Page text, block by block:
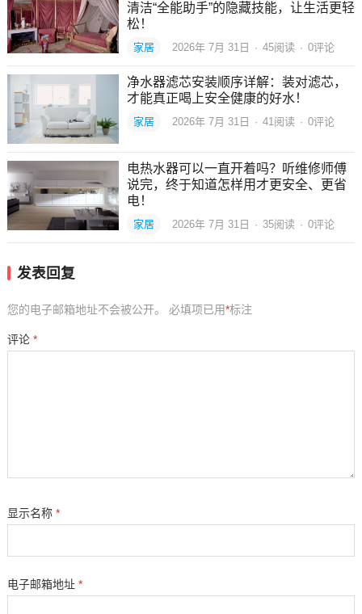
清洁“全能助手”的隐藏技能，让生活更轻
松！
家居 2026年 7月 31日 · 45阅读 · 0评论
净水器滤芯安装顺序详解：装对滤芯，
才能真正喝上安全健康的好水！
家居 2026年 7月 31日 · 41阅读 · 0评论
电热水器可以一直开着吗？听维修师傅
说完，终于知道怎样用才更安全、更省
电！
家居 2026年 7月 31日 · 35阅读 · 0评论
发表回复
您的电子邮箱地址不会被公开。 必填项已用*标注
评论 *
显示名称 *
电子邮箱地址 *